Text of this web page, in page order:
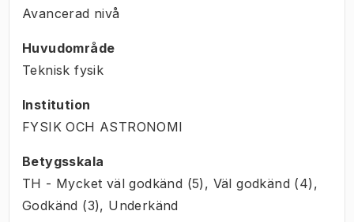
Avancerad nivå
Huvudområde
Teknisk fysik
Institution
FYSIK OCH ASTRONOMI
Betygsskala
TH - Mycket väl godkänd (5), Väl godkänd (4),
Godkänd (3), Underkänd